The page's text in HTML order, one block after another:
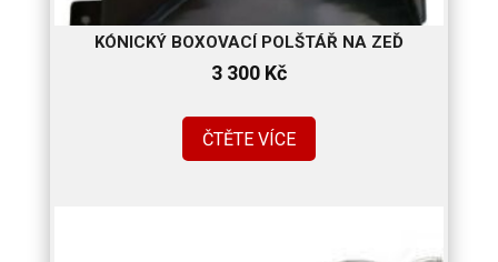
KÓNICKÝ BOXOVACÍ POLŠTÁŘ NA ZEĎ
3 300 Kč
ČTĚTE VÍCE